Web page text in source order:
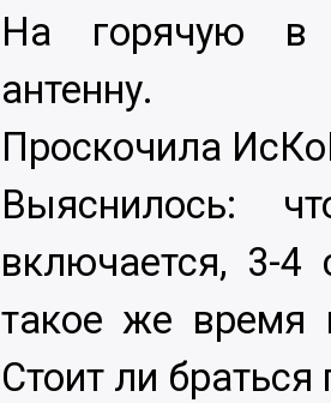
На горячую в
антенну.
Проскочила
Выяснилось:
включается, 3-4
такое же время
Стоит ли браться